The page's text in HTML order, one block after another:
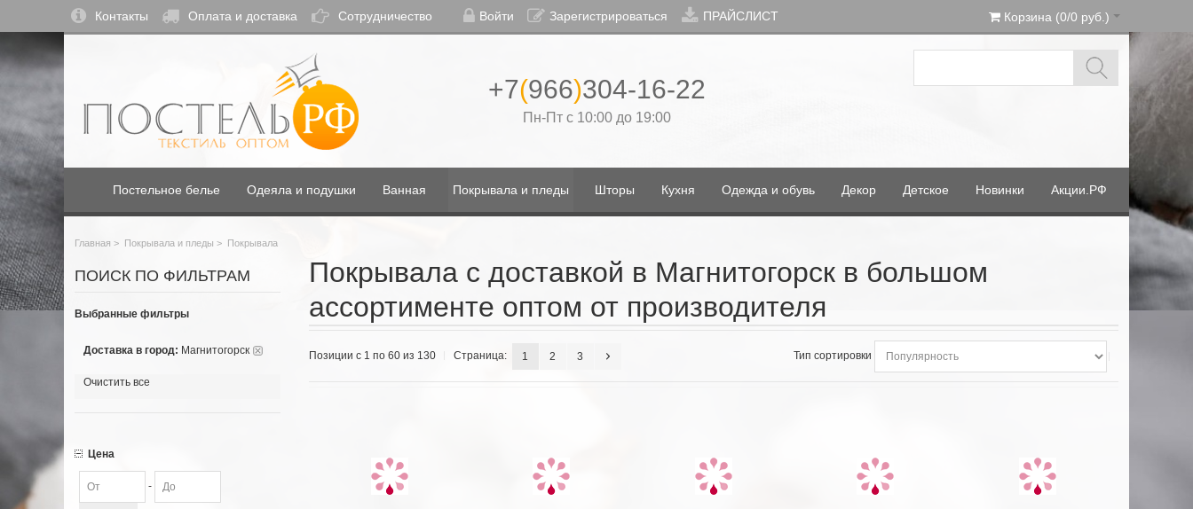
Контакты Оплата и доставка Сотрудничество Войти Зарегистрироваться ПРАЙСЛИСТ Корзина (0/0 руб.)
+7(966)304-16-22
Пн-Пт с 10:00 до 19:00
Постельное белье Одеяла и подушки Ванная Покрывала и пледы Шторы Кухня Одежда и обувь Декор Детское Новинки Акции.РФ
Главная > Покрывала и пледы > Покрывала
Покрывала с доставкой в Магнитогорск в большом
ассортименте оптом от производителя
Позиции с 1 по 60 из 130 Страница: 1 2 3 Тип сортировки
ПОИСК ПО ФИЛЬТРАМ
Выбранные фильтры
Доставка в город: Магнитогорск
Очистить все
Цена
-